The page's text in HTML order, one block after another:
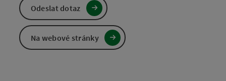
Odeslat dotaz
Na webové stránky